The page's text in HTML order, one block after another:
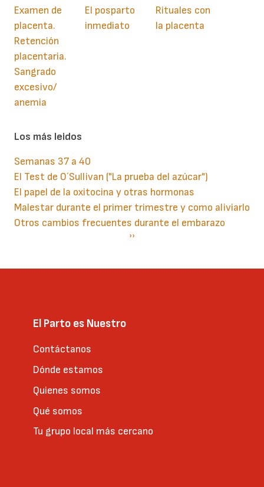
Examen de
placenta.
Retención
placentaria.
Sangrado
excesivo/
anemia
El posparto
inmediato
Rituales con
la placenta
Los más leidos
Semanas 37 a 40
El Test de O´Sullivan ("La prueba del azúcar")
El papel de la oxitocina y otras hormonas
Malestar durante el primer trimestre y como aliviarlo
Otros cambios frecuentes durante el embarazo
Siguiente
››
El Parto es Nuestro
Contáctanos
Dónde estamos
Quienes somos
Qué somos
Tu grupo local más cercano